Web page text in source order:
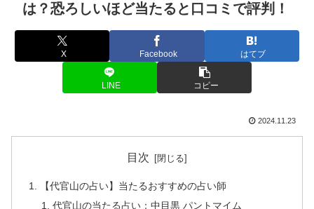
は？恐ろしいほど当たると口コミで評判！
X Facebook はてブ
LINE コピー
2024.11.23
目次
【代官山の占い】当たるおすすめの占い師
代官山の当たる占い：中目黒 パントマイム